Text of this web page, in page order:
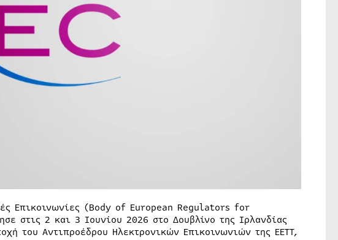
Επικοινωνίες (Body of European Regulators for
στις 2 και 3 Ιουνίου 2026 στο Δουβλίνο της Ιρλανδίας
του Αντιπροέδρου Ηλεκτρονικών Επικοινωνιών της ΕΕΤΤ,